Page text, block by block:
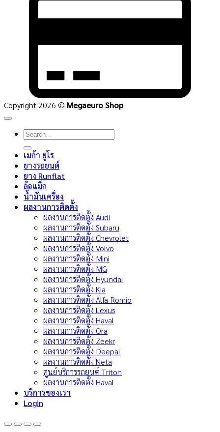
Copyright 2026 © Megaeuro Shop
Search
เมก้า ยูโร
ยางรถยนต์
ยาง Runflat
ล้อแม็ก
น้ำมันเครื่อง
ผลงานการติดตั้ง
ผลงานการติดตั้ง Audi
ผลงานการติดตั้ง Subaru
ผลงานการติดตั้ง Chevrolet
ผลงานการติดตั้ง Volvo
ผลงานการติดตั้ง Mini
ผลงานการติดตั้ง MG
ผลงานการติดตั้ง Hyundai
ผลงานการติดตั้ง Kia
ผลงานการติดตั้ง Alfa Romio
ผลงานการติดตั้ง Lexus
ผลงานการติดตั้ง Haval
ผลงานการติดตั้ง Ora
ผลงานการติดตั้ง Zeekr
ผลงานการติดตั้ง Deepal
ผลงานการติดตั้ง Neta
ศูนย์บริการรถยนต์ Triton
ผลงานการติดตั้ง Haval
บริการของเรา
Login